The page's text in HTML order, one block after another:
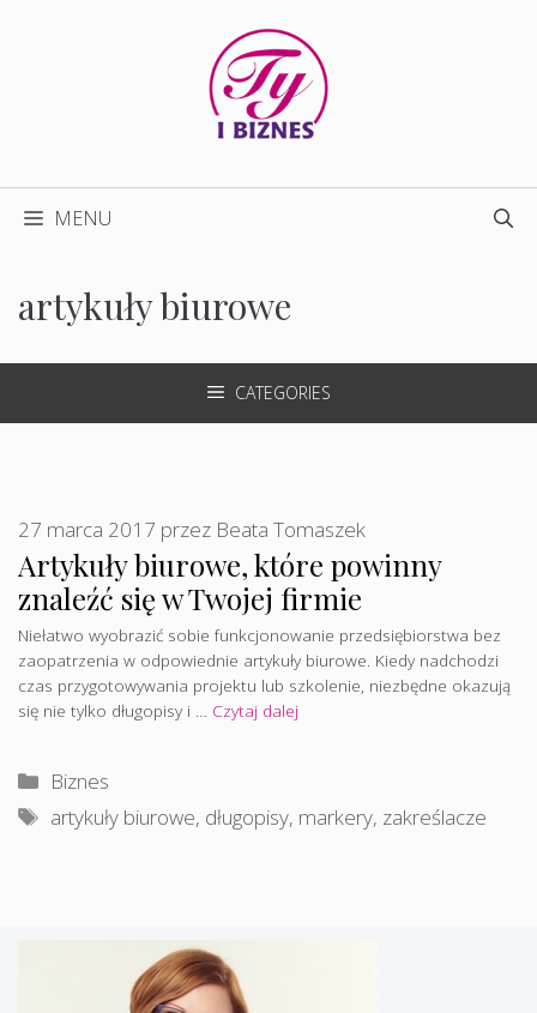
MENU
artykuły biurowe
CATEGORIES
Artykuły biurowe, które powinny
znaleźć się w Twojej firmie
27 marca 2017 przez Beata Tomaszek
Niełatwo wyobrazić sobie funkcjonowanie przedsiębiorstwa bez
zaopatrzenia w odpowiednie artykuły biurowe. Kiedy nadchodzi
czas przygotowywania projektu lub szkolenie, niezbędne okazują
się nie tylko długopisy i … Czytaj dalej
Kategorie
Biznes
Tagi
artykuły biurowe, długopisy, markery, zakreślacze